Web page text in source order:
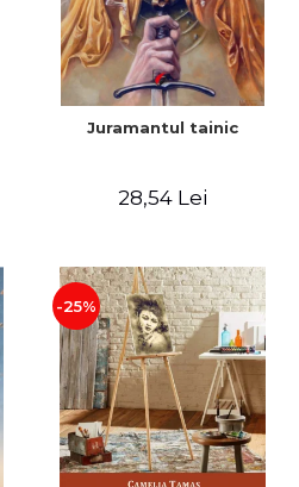
Juramantul tainic
28,54 Lei
-25%